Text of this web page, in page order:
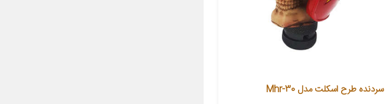
سردنده طرح اسکلت مدل Mhr-30